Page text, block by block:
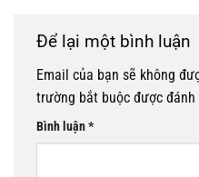
Để lại một bình luận
Email của bạn sẽ không
trường bắt buộc được đánh
Bình luận*